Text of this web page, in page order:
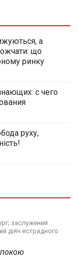
а
що
ринку
с чего
руху,
заслужений
діяч естрадного